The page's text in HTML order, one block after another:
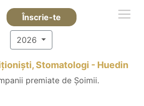
Înscrie-te
2026
Stomatologi - Huedin
premiate de Șoimii.